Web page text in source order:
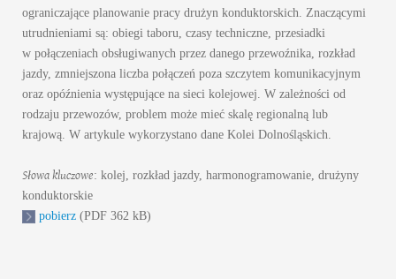
ograniczające planowanie pracy drużyn konduktorskich. Znaczącymi
utrudnieniami są: obiegi taboru, czasy techniczne, przesiadki
w połączeniach obsługiwanych przez danego przewoźnika, rozkład
jazdy, zmniejszona liczba połączeń poza szczytem komunikacyjnym
oraz opóźnienia występujące na sieci kolejowej. W zależności od
rodzaju przewozów, problem może mieć skalę regionalną lub
krajową. W artykule wykorzystano dane Kolei Dolnośląskich.
Słowa kluczowe: kolej, rozkład jazdy, harmonogramowanie, drużyny
konduktorskie
pobierz (PDF 362 kB)